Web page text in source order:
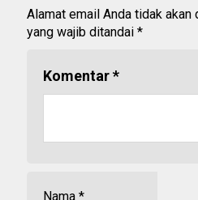
Alamat email Anda tidak akan
yang wajib ditandai *
Komentar*
Nama *